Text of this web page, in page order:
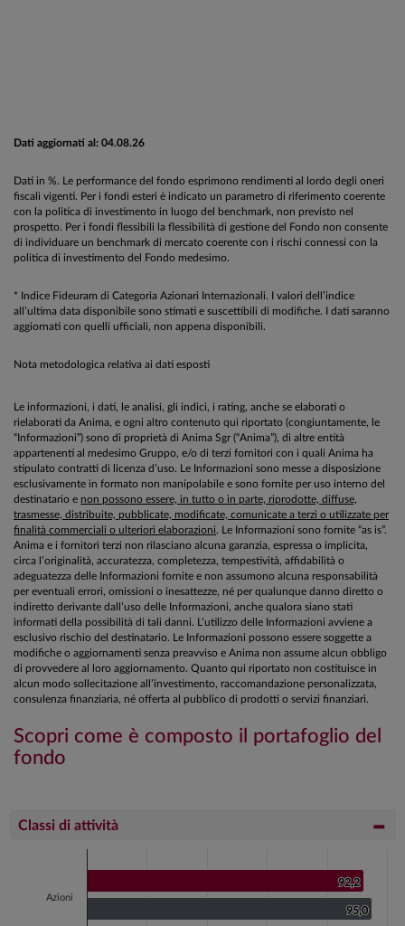
Dati aggiornati al: 04.08.26
Dati in %. Le performance del fondo esprimono rendimenti al lordo degli oneri
fiscali vigenti. Per i fondi esteri è indicato un parametro di riferimento coerente
con la politica di investimento in luogo del benchmark, non previsto nel
prospetto. Per i fondi flessibili la flessibilità di gestione del Fondo non consente
di individuare un benchmark di mercato coerente con i rischi connessi con la
politica di investimento del Fondo medesimo.
* Indice Fideuram di Categoria Azionari Internazionali. I valori dell’indice
all’ultima data disponibile sono stimati e suscettibili di modifiche. I dati saranno
aggiornati con quelli ufficiali, non appena disponibili.
Nota metodologica relativa ai dati esposti
Le informazioni, i dati, le analisi, gli indici, i rating, anche se elaborati o
rielaborati da Anima, e ogni altro contenuto qui riportato (congiuntamente, le
“Informazioni”) sono di proprietà di Anima Sgr (“Anima”), di altre entità
appartenenti al medesimo Gruppo, e/o di terzi fornitori con i quali Anima ha
stipulato contratti di licenza d’uso. Le Informazioni sono messe a disposizione
esclusivamente in formato non manipolabile e sono fornite per uso interno del
destinatario e non possono essere, in tutto o in parte, riprodotte, diffuse,
trasmesse, distribuite, pubblicate, modificate, comunicate a terzi o utilizzate per
finalità commerciali o ulteriori elaborazioni. Le Informazioni sono fornite “as is”.
Anima e i fornitori terzi non rilasciano alcuna garanzia, espressa o implicita,
circa l’originalità, accuratezza, completezza, tempestività, affidabilità o
adeguatezza delle Informazioni fornite e non assumono alcuna responsabilità
per eventuali errori, omissioni o inesattezze, né per qualunque danno diretto o
indiretto derivante dall’uso delle Informazioni, anche qualora siano stati
informati della possibilità di tali danni. L’utilizzo delle Informazioni avviene a
esclusivo rischio del destinatario. Le Informazioni possono essere soggette a
modifiche o aggiornamenti senza preavviso e Anima non assume alcun obbligo
di provvedere al loro aggiornamento. Quanto qui riportato non costituisce in
alcun modo sollecitazione all’investimento, raccomandazione personalizzata,
consulenza finanziaria, né offerta al pubblico di prodotti o servizi finanziari.
Scopri come è composto il portafoglio del
fondo
Classi di attività
View as data table, Chart
92,2
92,2
95,0
95,0
Azioni